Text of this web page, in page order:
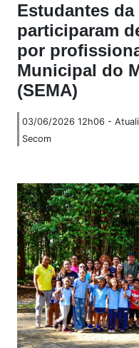
Estudantes
participaram
por
Municipal do
(SEMA)
03/06/2026 12h06 -
Secom